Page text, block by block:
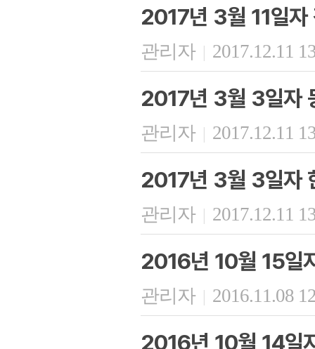
2017년 3월 11일자
관리자 | 2017.12.11
2017년 3월 3일자
관리자 | 2017.12.11
2017년 3월 3일자
관리자 | 2017.12.11
2016년 10월 15일
관리자 | 2016.11.08
2016년 10월 14일